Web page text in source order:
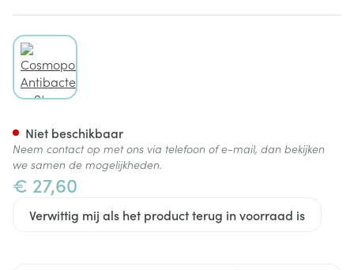
View larger image
€ 27,60
Verwittig mij als het product terug in voorraad is
Niet beschikbaar
Neem contact op met ons via telefoon of e-mail, dan bekijken
we samen de mogelijkheden.